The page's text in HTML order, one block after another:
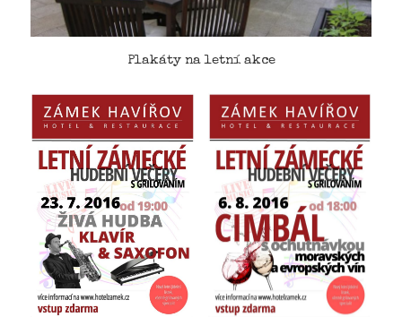
Plakáty na letní akce